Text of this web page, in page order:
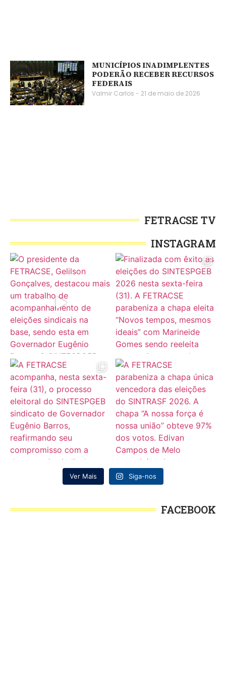
MUNICÍPIOS INADIMPLENTES
PODERÃO RECEBER RECURSOS
FEDERAIS
Valmir Carlos 21 de maio de 2026
FETRACSE TV
INSTAGRAM
Ver Mais Siga-nos
FACEBOOK